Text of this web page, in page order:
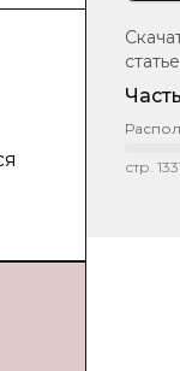
стр.